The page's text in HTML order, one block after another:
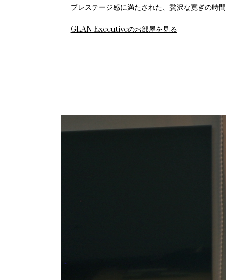
プレステージ感に満たされた、贅沢な寛ぎの時
GLAN Executiveのお部屋を見る